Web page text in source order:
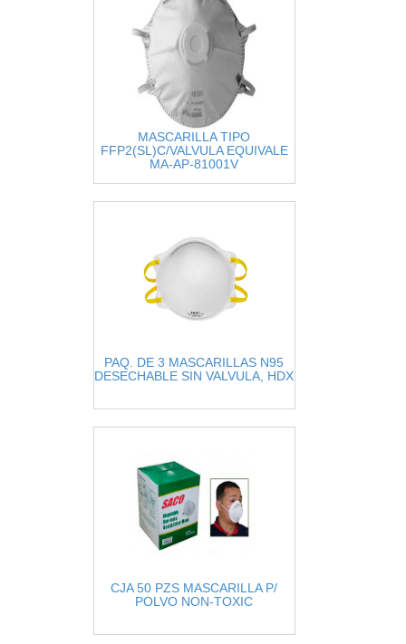
MASCARILLA TIPO
FFP2(SL)C/VALVULA EQUIVALE
MA-AP-81001V
PAQ. DE 3 MASCARILLAS N95
DESECHABLE SIN VALVULA, HDX
CJA 50 PZS MASCARILLA P/
POLVO NON-TOXIC